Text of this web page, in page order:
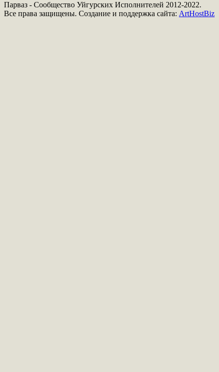
Парваз - Сообщество Уйгурских Исполнителей 2012-2022.
Все права защищены. Создание и поддержка сайта: ArtHostBiz